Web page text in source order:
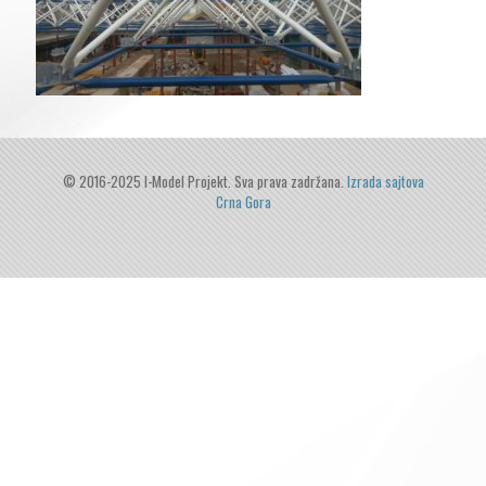
© 2016-2025 I-Model Projekt. Sva prava zadržana. Izrada sajtova
Crna Gora